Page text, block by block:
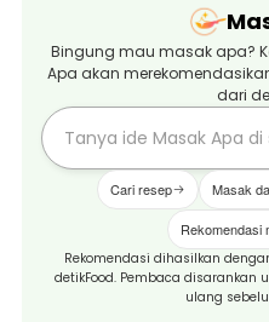
Bingung mau masak apa?
Apa akan
dari
Cari resep Masak
Rekomendasi
Rekomendasi dihasilkan
detikFood. Pembaca disarankan
ulang